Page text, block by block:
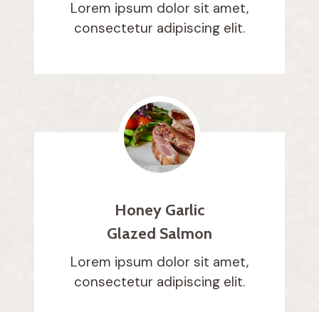
Lorem ipsum dolor sit amet,
consectetur adipiscing elit.
Honey Garlic
Glazed Salmon
Lorem ipsum dolor sit amet,
consectetur adipiscing elit.